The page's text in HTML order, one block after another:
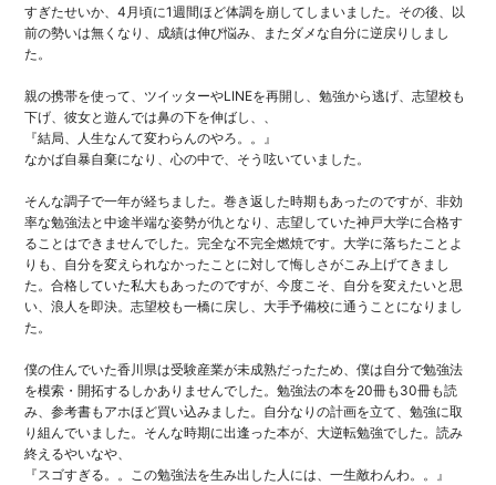
すぎたせいか、4月頃に1週間ほど体調を崩してしまいました。その後、以
前の勢いは無くなり、成績は伸び悩み、またダメな自分に逆戻りしまし
た。
親の携帯を使って、ツイッターやLINEを再開し、勉強から逃げ、志望校も
下げ、彼女と遊んでは鼻の下を伸ばし、、
『結局、人生なんて変わらんのやろ。。』
なかば自暴自棄になり、心の中で、そう呟いていました。
そんな調子で一年が経ちました。巻き返した時期もあったのですが、非効
率な勉強法と中途半端な姿勢が仇となり、志望していた神戸大学に合格す
ることはできませんでした。完全な不完全燃焼です。大学に落ちたことよ
りも、自分を変えられなかったことに対して悔しさがこみ上げてきまし
た。合格していた私大もあったのですが、今度こそ、自分を変えたいと思
い、浪人を即決。志望校も一橋に戻し、大手予備校に通うことになりまし
た。
僕の住んでいた香川県は受験産業が未成熟だったため、僕は自分で勉強法
を模索・開拓するしかありませんでした。勉強法の本を20冊も30冊も読
み、参考書もアホほど買い込みました。自分なりの計画を立て、勉強に取
り組んでいました。そんな時期に出逢った本が、大逆転勉強でした。読み
終えるやいなや、
『スゴすぎる。。この勉強法を生み出した人には、一生敵わんわ。。』